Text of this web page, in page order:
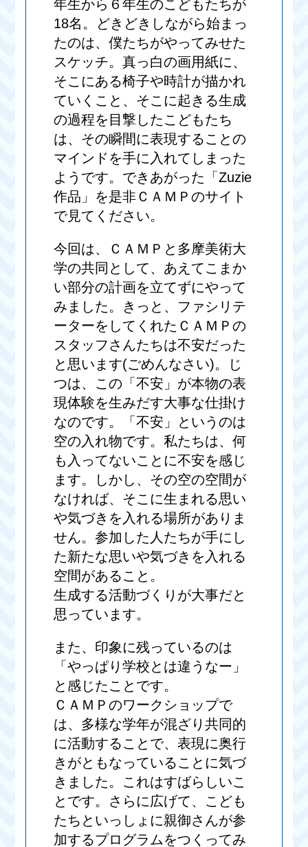
年生から６年生のこどもたちが
18名。どきどきしながら始まっ
たのは、僕たちがやってみせた
スケッチ。真っ白の画用紙に、
そこにある椅子や時計が描かれ
ていくこと、そこに起きる生成
の過程を目撃したこどもたち
は、その瞬間に表現することの
マインドを手に入れてしまった
ようです。できあがった「Zuzie
作品」を是非ＣＡＭＰのサイト
で見てください。
今回は、ＣＡＭＰと多摩美術大
学の共同として、あえてこまか
い部分の計画を立てずにやって
みました。きっと、ファシリテ
ーターをしてくれたＣＡＭＰの
スタッフさんたちは不安だった
と思います(ごめんなさい)。じ
つは、この「不安」が本物の表
現体験を生みだす大事な仕掛け
なのです。「不安」というのは
空の入れ物です。私たちは、何
も入ってないことに不安を感じ
ます。しかし、その空の空間が
なければ、そこに生まれる思い
や気づきを入れる場所がありま
せん。参加した人たちが手にし
た新たな思いや気づきを入れる
空間があること。
生成する活動づくりが大事だと
思っています。
また、印象に残っているのは
「やっぱり学校とは違うなー」
と感じたことです。
ＣＡＭＰのワークショップで
は、多様な学年が混ざり共同的
に活動することで、表現に奥行
きがともなっていることに気づ
きました。これはすばらしいこ
とです。さらに広げて、こども
たちといっしょに親御さんが参
加するプログラムをつくってみ